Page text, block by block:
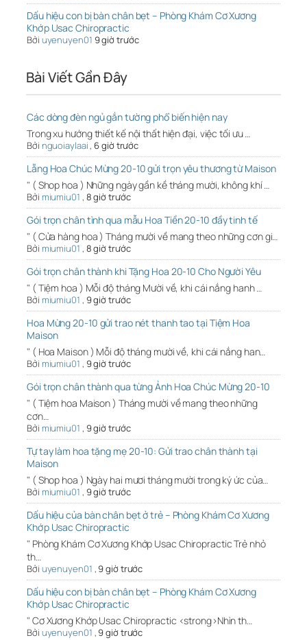
Dấu hiệu con bị bàn chân bẹt – Phòng Khám Cơ Xương
Khớp Usac Chiropractic
Bởi uyenuyen01 9 giờ trước
Bài Viết Gần Đây
Các dòng đèn ngủ gắn tường phổ biến hiện nay
Trong xu hướng thiết kế nội thất hiện đại, việc tối ưu …
Bởi nguoiaylaai, 6 giờ trước
Lẵng Hoa Chúc Mừng 20-10 gửi trọn yêu thương từ Maison
" ( Shop hoa ) Những ngày gần kề tháng mười, không khí …
Bởi miumiu01 , 8 giờ trước
Gói trọn chân tình qua mẫu Hoa Tiền 20-10 đầy tinh tế
" ( Cửa hàng hoa ) Tháng mười về mang theo những cơn gi…
Bởi miumiu01 , 8 giờ trước
Gói trọn chân thành khi Tặng Hoa 20-10 Cho Người Yêu
" ( Tiệm hoa ) Mỗi độ tháng Mười về, khi cái nắng hanh …
Bởi miumiu01 , 9 giờ trước
Hoa Mừng 20-10 gửi trao nét thanh tao tại Tiệm Hoa
Maison
" ( Hoa Maison ) Mỗi độ tháng mười về, khi cái nắng han…
Bởi miumiu01 , 9 giờ trước
Gói trọn chân thành qua từng Ảnh Hoa Chúc Mừng 20-10
" ( Tiệm hoa Maison ) Tháng mười về mang theo những
cơn…
Bởi miumiu01 , 9 giờ trước
Tự tay làm hoa tặng mẹ 20-10: Gửi trao chân thành tại
Maison
" ( Shop hoa ) Ngày hai mươi tháng mười trong ký ức của…
Bởi miumiu01 , 9 giờ trước
Dấu hiệu của bàn chân bẹt ở trẻ – Phòng Khám Cơ Xương
Khớp Usac Chiropractic
" Phòng Khám Cơ Xương Khớp Usac Chiropractic Trẻ nhỏ
th…
Bởi uyenuyen01 ,9 giờ trước
Dấu hiệu con bị bàn chân bẹt – Phòng Khám Cơ Xương
Khớp Usac Chiropractic
" Cơ Xương Khớp Usac Chiropractic <strong>Nhìn th…
Bởi uyenuyen01 ,9 giờ trước